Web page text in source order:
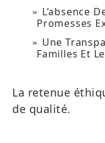
L’absence
Promesses
Une
Familles Et
La retenue
de qualité.